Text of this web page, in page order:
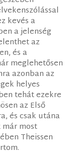
kevés a
a jelenség
az
és a
meglehetősen
azonban az
helyes
tehát ezekre
az Első
és csak utána
most
Theissen